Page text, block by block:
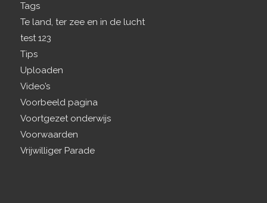
Tags
Te land, ter zee en in de lucht
test 123
Tips
Uploaden
Video’s
Voorbeeld pagina
Voortgezet onderwijs
Voorwaarden
Vrijwilliger Parade